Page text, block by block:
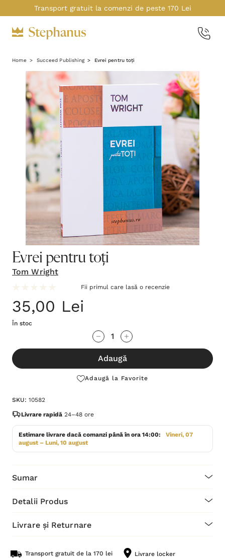
Transport gratuit la comenzi de peste 170 Lei
Home Succeed Publishing Evrei pentru toți
Evrei pentru toți
Tom Wright
Fii primul care lasă o recenzie
35,00 Lei
În stoc
te!
Stocul
Adaugă
Adaugă la Favorite
SKU: 10582
Livrare rapidă 24–48 ore
Estimare livrare dacă comanzi până în ora 14:00:
Vineri, 07
august – Luni, 10 august
Sumar
Detalii Produs
Livrare și Returnare
Transport gratuit de la 170 lei Livrare locker